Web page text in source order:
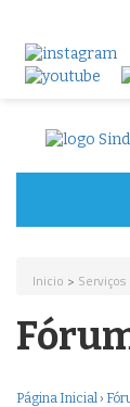
Inicio > Serviços
Página Inicial ›